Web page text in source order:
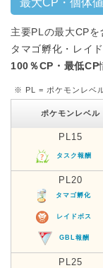
主要PLの最大CPを
タマゴ孵化・レイ
100％CP・最低CP
※ PL = ポケモンレベ
ポケモンレベル
PL15
タスク報酬
PL20
タマゴ孵化
レイドボス
GBL報酬
PL25